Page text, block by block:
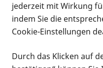
Infomaterial
Infomaterial
Vorlesen
jederzeit mit Wirkung
indem Sie die
Cookie-Einstellungen
Durch das Klicken auf